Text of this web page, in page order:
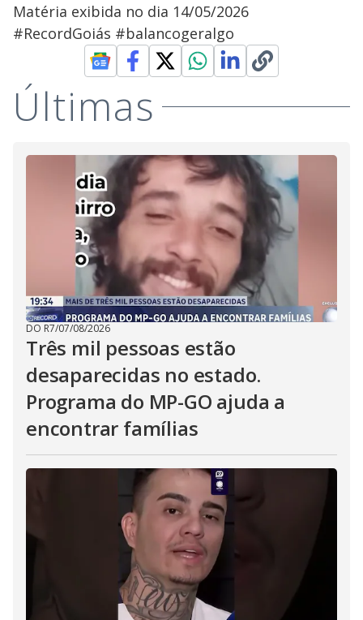
Matéria exibida no dia 14/05/2026
#RecordGoiás #balancogeralgo
Últimas
DO R7/07/08/2026
Três mil pessoas estão
desaparecidas no estado.
Programa do MP-GO ajuda a
encontrar famílias